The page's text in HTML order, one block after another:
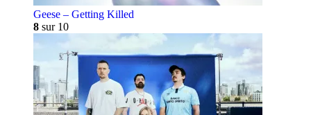
Geese – Getting Killed
8 sur 10